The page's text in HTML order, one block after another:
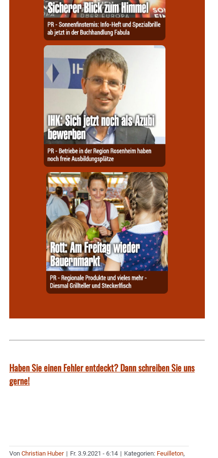
Haben Sie einen Fehler entdeckt? Dann schreiben Sie uns
gerne!
Von Christian Huber | Fr. 3.9.2021 - 6:14 | Kategorien: Feuilleton,